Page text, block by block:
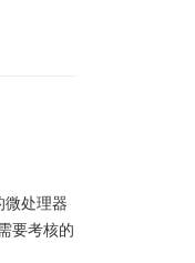
处理器
要考核的